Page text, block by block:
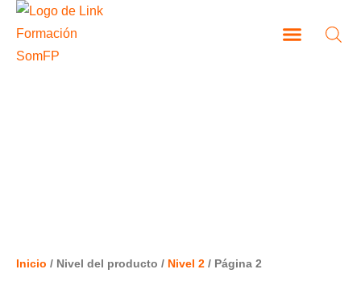
contenido
Inicio / Nivel del producto / Nivel 2 / Página 2